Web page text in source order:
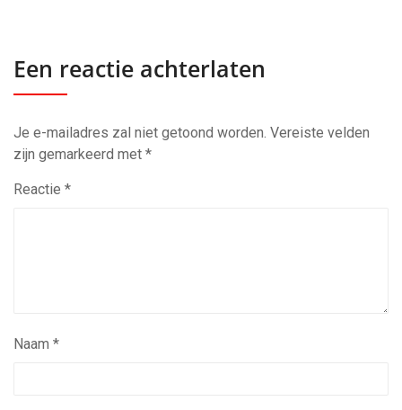
Een reactie achterlaten
Je e-mailadres zal niet getoond worden. Vereiste velden
zijn gemarkeerd met *
Reactie *
Naam *